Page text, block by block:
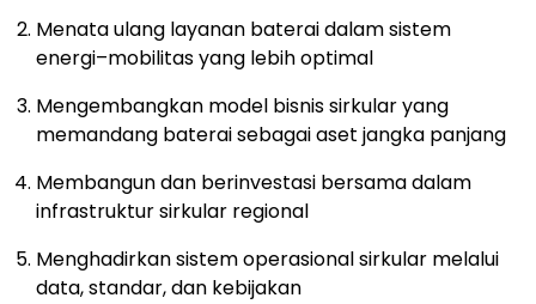
Menata ulang layanan baterai dalam sistem
energi–mobilitas yang lebih optimal
Mengembangkan model bisnis sirkular yang
memandang baterai sebagai aset jangka panjang
Membangun dan berinvestasi bersama dalam
infrastruktur sirkular regional
Menghadirkan sistem operasional sirkular melalui
data, standar, dan kebijakan